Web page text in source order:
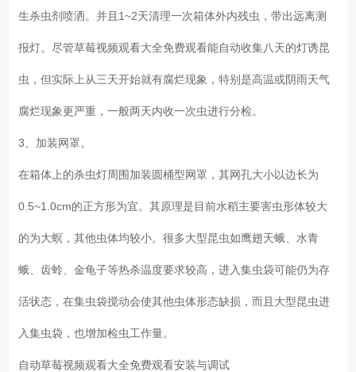
生杀虫剂喷洒。并且1~2天清理一次箱体外内残虫，带出远离测
报灯。尽管草莓视频观看大全免费观看能自动收集八天的灯诱昆
虫，但实际上从三天开始就有腐烂现象，特别是高温或阴雨天气
腐烂现象更严重，一般两天内收一次虫进行分检。
3、加装网罩。
在箱体上的杀虫灯周围加装圆桶型网罩，其网孔大小以边长为
0.5~1.0cm的正方形为宜。其原理是目前水稻主要害虫形体较大
的为大螟，其他虫体均较小。很多大型昆虫如鹰翅天蛾、水青
蛾、齿蛉、金龟子等热杀温度要求较高，进入集虫袋可能仍为存
活状态，在集虫袋搅动会使其他虫体形态缺损，而且大型昆虫进
入集虫袋，也增加检虫工作量。
自动草莓视频观看大全免费观看安装与调试